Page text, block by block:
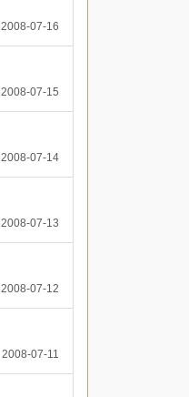
2008-07-16
2008-07-15
2008-07-14
2008-07-13
2008-07-12
2008-07-11